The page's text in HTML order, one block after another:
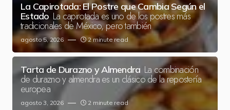
La Capirotada: El Postre que Cambia Según el
Estado La capirotada es uno de los postres más
tradicionales de México, pero también
agosto 5, 2026 2 minute read
Tarta de Durazno y Almendra La combinación
de durazno y almendra es un clásico de la repostería
europea
agosto 3, 2026 2 minute read